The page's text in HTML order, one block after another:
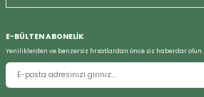
E-BÜLTEN ABONELİK
Yeniliklerden ve benzersiz fırsatlardan önce siz haberdar olun.